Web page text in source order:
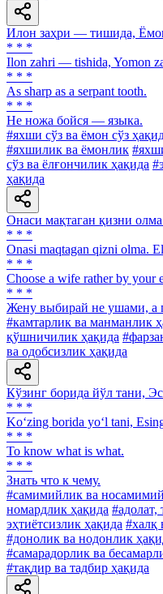
Илон заҳри — тишида,
* * *
Ilon zahri — tishida, Yomon
* * *
As sharp as a serpant tooth.
* * *
Не ножа бойся — языка.
#яхши сўз ва ёмон сўз
#яхшилик ва ёмонлик
сўз ва ёлғончилик ҳақида
ҳақида
Онаси мақтаган қизни
* * *
Onasi maqtagan qizni olma.
* * *
Choose a wife rather by your
* * *
Жену выбирай не ушами, а
#камтарлик ва манманлик
қўшничилик ҳақида
ва одобсизлик ҳақида
Кўзинг борида йўл тани,
* * *
Ko‘zing borida yo‘l tani,
* * *
To know what is what.
* * *
Знать что к чему.
#самимийлик ва
номардлик ҳақида #адолат,
эҳтиётсизлик ҳақида #халқ
#донолик ва нодонлик
#самарадорлик ва
#тақдир ва тадбир ҳақида